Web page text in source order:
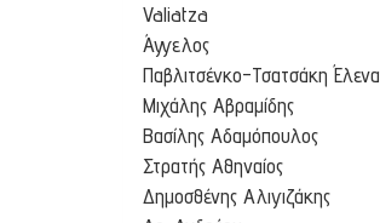
Valiatza
Άγγελος
Παβλιτσένκο-Τσατσάκη Έλενα
Μιχάλης Αβραμίδης
Βασίλης Αδαμόπουλος
Στρατής Αθηναίος
Δημοσθένης Αλιγιζάκης